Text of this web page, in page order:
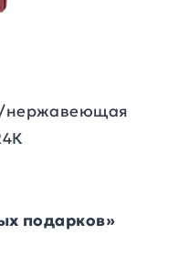
нержавеющая
подарков»